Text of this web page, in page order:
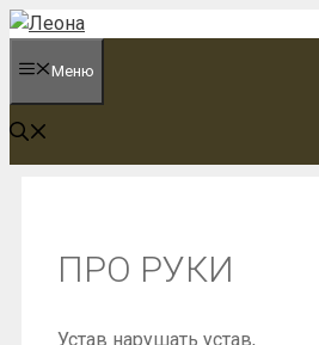
Перейти
содержимому
Меню
ПРО РУКИ
Устав нарушать устав,